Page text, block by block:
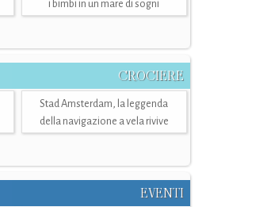
i bimbi in un mare di sogni
CROCIERE
Stad Amsterdam, la leggenda
della navigazione a vela rivive
EVENTI